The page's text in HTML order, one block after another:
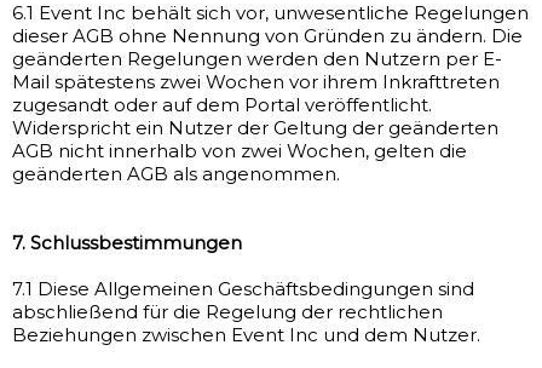
6.1 Event Inc behält sich vor, unwesentliche Regelungen
dieser AGB ohne Nennung von Gründen zu ändern. Die
geänderten Regelungen werden den Nutzern per E-
Mail spätestens zwei Wochen vor ihrem Inkrafttreten
zugesandt oder auf dem Portal veröffentlicht.
Widerspricht ein Nutzer der Geltung der geänderten
AGB nicht innerhalb von zwei Wochen, gelten die
geänderten AGB als angenommen.
7. Schlussbestimmungen
7.1 Diese Allgemeinen Geschäftsbedingungen sind
abschließend für die Regelung der rechtlichen
Beziehungen zwischen Event Inc und dem Nutzer.